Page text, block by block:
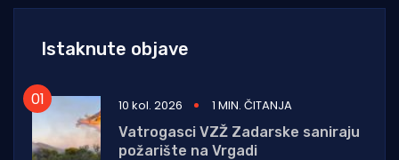
Istaknute objave
10 kol. 2026
1 MIN. ČITANJA
Vatrogasci VZŽ Zadarske saniraju
požarište na Vrgadi